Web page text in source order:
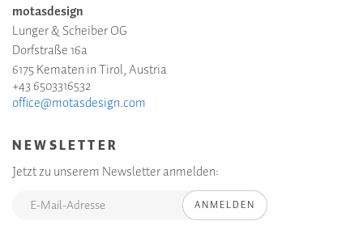
motasdesign
Lunger & Scheiber OG
Dorfstraße 16a
6175 Kematen in Tirol, Austria
+43 6503316532
office@motasdesign.com
NEWSLETTER
Jetzt zu unserem Newsletter anmelden:
ANMELDEN